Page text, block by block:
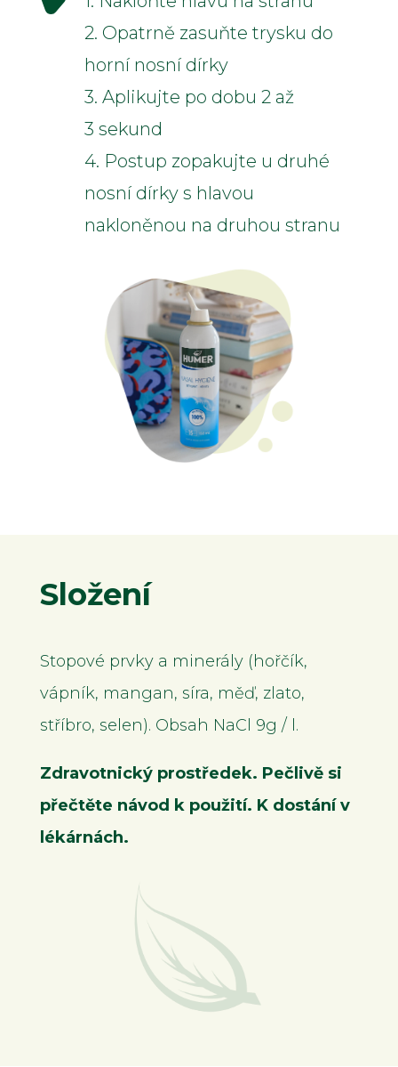
2. Opatrně zasuňte trysku do
horní nosní dírky
3. Aplikujte po dobu 2 až
3 sekund
4. Postup zopakujte u druhé
nosní dírky s hlavou
nakloněnou na druhou stranu
Složení
Stopové prvky a minerály (hořčík,
vápník, mangan, síra, měď, zlato,
stříbro, selen). Obsah NaCl 9g / l.
Zdravotnický prostředek. Pečlivě si
přečtěte návod k použití. K dostání v
lékárnách.